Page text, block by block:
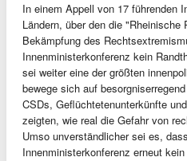
In einem Appell von 17 führenden
Ländern, über den die
Bekämpfung des
Innenministerkonferenz kein
sei weiter eine der größten
bewege sich auf
CSDs, Geflüchtetenunterkünfte
zeigten, wie real die Gefahr von
Umso unverständlicher sei es,
Innenministerkonferenz erneut